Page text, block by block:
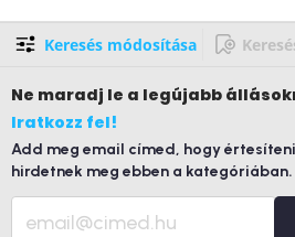
Keresés módosítása
Ne maradj le a legújabb
Iratkozz fel!
Add meg email címed, hogy
hirdetnek meg ebben a kategóriában.